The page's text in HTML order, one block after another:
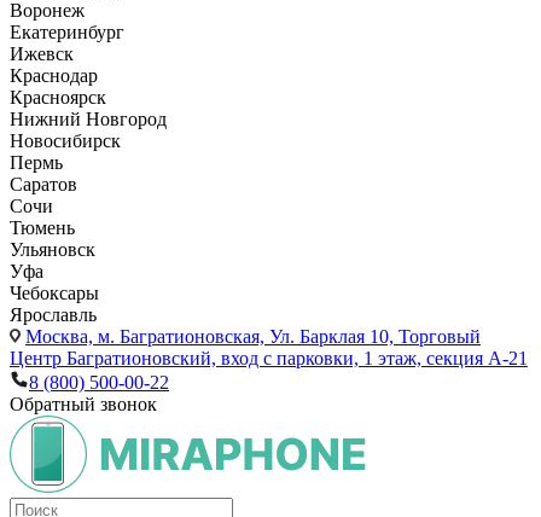
Воронеж
Екатеринбург
Ижевск
Краснодар
Красноярск
Нижний Новгород
Новосибирск
Пермь
Саратов
Сочи
Тюмень
Ульяновск
Уфа
Чебоксары
Ярославль
Москва, м. Багратионовская, Ул. Барклая 10, Торговый
Центр Багратионовский, вход с парковки, 1 этаж, секция А-21
8 (800) 500-00-22
Обратный звонок